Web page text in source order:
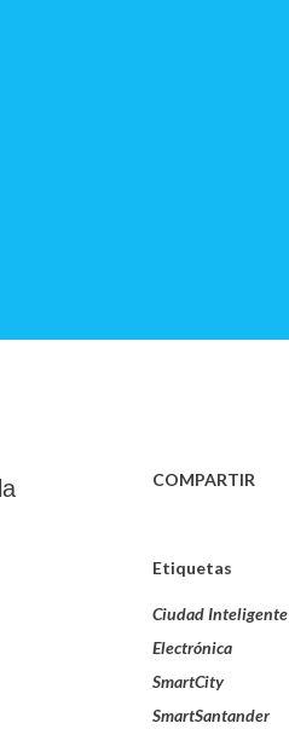
COMPARTIR
Etiquetas
Ciudad Inteligente
Electrónica
SmartCity
SmartSantander